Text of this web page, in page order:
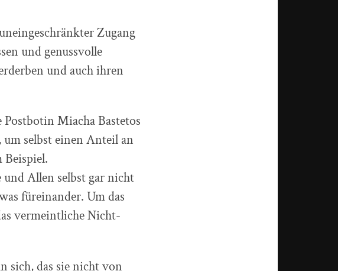
Zugang
und genussvolle
und auch ihren
Miacha Bastetos
selbst einen Anteil an
Beispiel.
und Allen selbst gar nicht
füreinander. Um das
vermeintliche Nicht-
sich, das sie nicht von